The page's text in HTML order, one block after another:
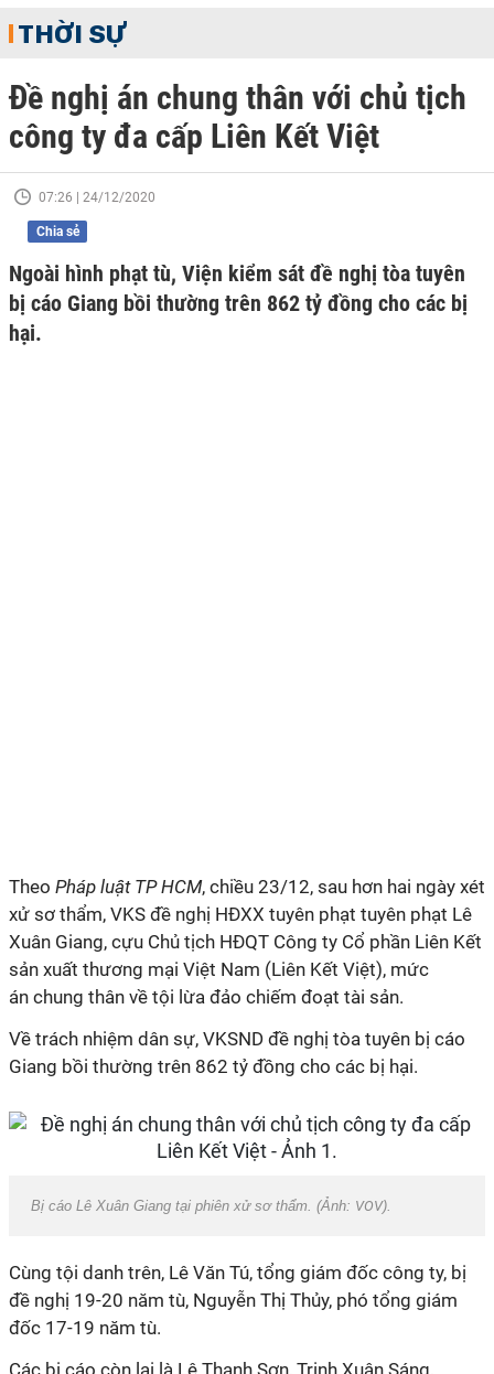
THỜI SỰ
Đề nghị án chung thân với chủ tịch
công ty đa cấp Liên Kết Việt
07:26 | 24/12/2020
Chia sẻ
Ngoài hình phạt tù, Viện kiểm sát đề nghị tòa tuyên
bị cáo Giang bồi thường trên 862 tỷ đồng cho các bị
hại.
Theo Pháp luật TP HCM, chiều 23/12, sau hơn hai ngày xét
xử sơ thẩm, VKS đề nghị HĐXX tuyên phạt tuyên phạt Lê
Xuân Giang, cựu Chủ tịch HĐQT Công ty Cổ phần Liên Kết
sản xuất thương mại Việt Nam (Liên Kết Việt), mức
án chung thân về tội lừa đảo chiếm đoạt tài sản.
Về trách nhiệm dân sự, VKSND đề nghị tòa tuyên bị cáo
Giang bồi thường trên 862 tỷ đồng cho các bị hại.
Bị cáo Lê Xuân Giang tại phiên xử sơ thẩm. (Ảnh: VOV).
Cùng tội danh trên, Lê Văn Tú, tổng giám đốc công ty, bị
đề nghị 19-20 năm tù, Nguyễn Thị Thủy, phó tổng giám
đốc 17-19 năm tù.
Các bị cáo còn lại là Lê Thanh Sơn, Trịnh Xuân Sáng,